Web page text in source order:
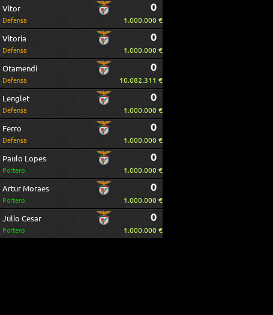
Vitor
Defensa
0
1.000.000 €
Vitoria
Defensa
0
1.000.000 €
Otamendi
Defensa
0
10.082.311 €
Lenglet
Defensa
0
1.000.000 €
Ferro
Defensa
0
1.000.000 €
Paulo Lopes
Portero
0
1.000.000 €
Artur Moraes
Portero
0
1.000.000 €
Julio Cesar
Portero
0
1.000.000 €